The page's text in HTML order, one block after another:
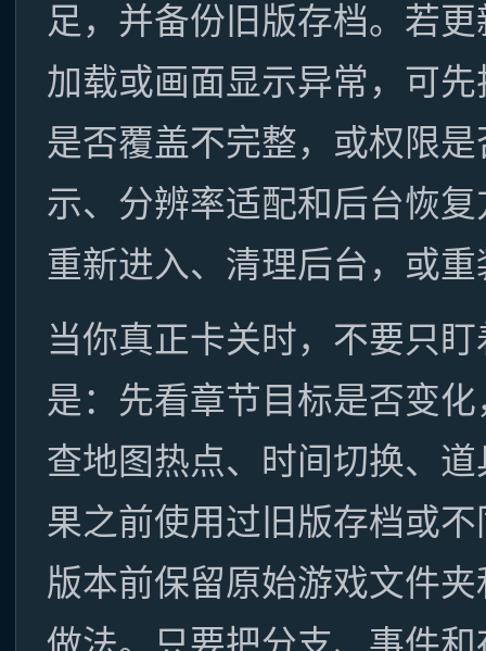
足，并备份旧版存档。若
加载或画面显示异常，可
是否覆盖不完整，或权限
示、分辨率适配和后台恢
重新进入、清理后台，或
当你真正卡关时，不要只
是：先看章节目标是否变
查地图热点、时间切换、
果之前使用过旧版存档或
版本前保留原始游戏文件